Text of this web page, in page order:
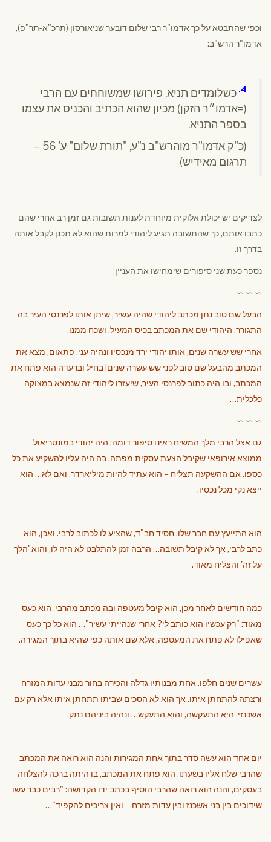
וכפי שהתבטא על כך אדמו"ר רבי שלום דובער שניאורסון (תרכ"א-תר"פ),
אדמו"ר הרש"ב:
4. כשלומדים תניא, פירושו שמשוחחים עם הרבי
(=אדמו״ר הזקן) מכיון שהוא הכתיב והכניס את עצמו
בספר התניא.
(כ"ק אדמו"ר מוהרש"ב נ"ע, "תורת שלום" ע' 56 –
תרגום מאידיש)
לצדיקים יש יכולת אלוקית מיוחדת לענות תשובות גם זמן רב אחרי שהם
כתבו אותם, כך שהתשובה תגיע ליהודי למרות שהוא לא תכנן לקבל אותה
בדרך זו.
נספר כעת שני סיפורים שימחישו את העניין:
∼ ∼ ∼
הבעל שם טוב נתן מכתב ליהודי שהיה עשיר, שיתן אותו לפרנסי העיר בה
התגורר. היהודי שם את המכתב בכיס המעיל, ושכח ממנו.
אחרי שש עשרה שנים, אותו יהודי ירד מנכסיו ונהיה עני. פתאום, מצא את
המכתב מהבעל שם טוב לפני שש עשרה שנים! בחיל וברעדה הוא פתח את
המכתב, ובו היה כתוב לפרנסי העיר, שיעזרו ליהודי זה שנמצא במצוקה
כלכלית…
∼ ∼ ∼
גם אצל הרבי מלך המשיח ראינו סיפור דומה: היה יהודי במונטריאול
ממוצא אירופאי שקיבל הצעת עסקית מפתה, בה היה עליו להשקיע את כל
כספו. אם ההשקעה תצליח – הוא עתיד להיות מיליארדר, ואם לא… הוא
ייצא נקי מכל נכסיו.
הוא התייעץ עם חבר שלו, חסיד חב"ד, שהציע לו לכתוב לרבי. ואכן, הוא
כתב לרבי, אך לא קיבל תשובה… הרבה זמן להתלבט לא היה לו, והוא 'הלך
על זה' והצליח מאוד.
כמה חודשים לאחר מכן, הוא קיבל מעטפה ובה מכתב מהרבי. הוא כעס
מאוד: "רק עכשיו הוא כותב לי? אחרי שנהייתי עשיר"… הוא כל כך כעס
שאפילו לא פתח את המעטפה, אלא שם אותה כפי שהיא בתוך המגירה.
עשרים שנים חלפו. אחת מבנותיו גדלה והכירה בחור מבני עדות המזרח
ורצתה להתחתן איתו. אך הוא לא הסכים שביתו תתחתן איתו אלא רק עם
אשכנזי. היא התעקשה, והוא התעקש… ונהיה ביניהם נתק.
יום אחד הוא עשה סדר בתוך אחת המגירות והנה הוא רואה את המכתב
שהרבי שלח אליו בשעתו. הוא פתח את המכתב, בו היתה ברכה להצלחה
בעסקים, והנה הוא רואה שהרבי הוסיף בכתב ידו הקדושה: "רבים כבר עשו
שידוכים בין בני אשכנז ובין עדות מזרח – ואין צריכים להקפיד"…